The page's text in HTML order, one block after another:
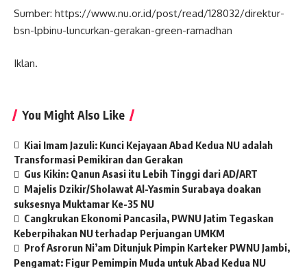
Sumber: https://www.nu.or.id/post/read/128032/direktur-
bsn-lpbinu-luncurkan-gerakan-green-ramadhan
Iklan.
You Might Also Like
Kiai Imam Jazuli: Kunci Kejayaan Abad Kedua NU adalah
Transformasi Pemikiran dan Gerakan
Gus Kikin: Qanun Asasi itu Lebih Tinggi dari AD/ART
Majelis Dzikir/Sholawat Al-Yasmin Surabaya doakan
suksesnya Muktamar Ke-35 NU
Cangkrukan Ekonomi Pancasila, PWNU Jatim Tegaskan
Keberpihakan NU terhadap Perjuangan UMKM
Prof Asrorun Ni’am Ditunjuk Pimpin Karteker PWNU Jambi,
Pengamat: Figur Pemimpin Muda untuk Abad Kedua NU